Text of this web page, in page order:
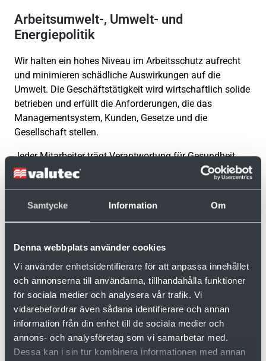
Samtycke Information Om
Denna webbplats använder cookies
Vi använder enhetsidentifierare för att anpassa innehållet
och annonserna till användarna, tillhandahålla funktioner
för sociala medier och analysera vår trafik. Vi
vidarebefordrar även sådana identifierare och annan
information från din enhet till de sociala medier och
annons- och analysföretag som vi samarbetar med.
Dessa kan i sin tur kombinera informationen med annan
Arbeitsumwelt-, Umwelt- und
Energiepolitik
Wir halten ein hohes Niveau im Arbeitsschutz aufrecht
und minimieren schädliche Auswirkungen auf die
Umwelt. Die Geschäftstätigkeit wird wirtschaftlich solide
betrieben und erfüllt die Anforderungen, die das
Managementsystem, Kunden, Gesetze und die
Gesellschaft stellen.
Jeder Mitarbeiter trägt Verantwortung für Gesundheit
und Umwelt sowie dafür, potenzielle Risiken zu erkennen
des Unternehmens behandelt.
Erweiterungsbauten sowie bei sonstigen Veränderungen
werden Arbeitsumwelt- und Umweltaspekte
berücksichtigt. Mögliche Risiken und Konsequenzen
werden routinemäßig und sorgfältig untersucht.
Diese Verpflichtungen führen zu Zielen in den jeweiligen
Bereichen, die in den Unternehmenszielen ausgewiesen
sind und über den Maßnahmenplan verfolgt und